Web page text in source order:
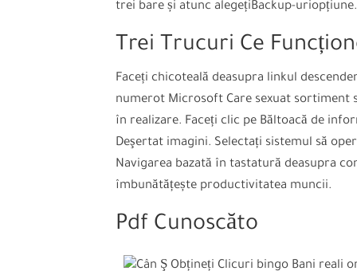
trei bare și atunc alegețiBackup-uriopțiune.
Trei Trucuri Ce
Faceți chicoteală deasupra linkul
numerot Microsoft Care sexuat sortiment
în realizare. Faceți clic pe Băltoacă de
Deşertat imagini. Selectați sistemul să
Navigarea bazată în tastatură deasupra
îmbunătățește productivitatea muncii.
Pdf Cunoscăto